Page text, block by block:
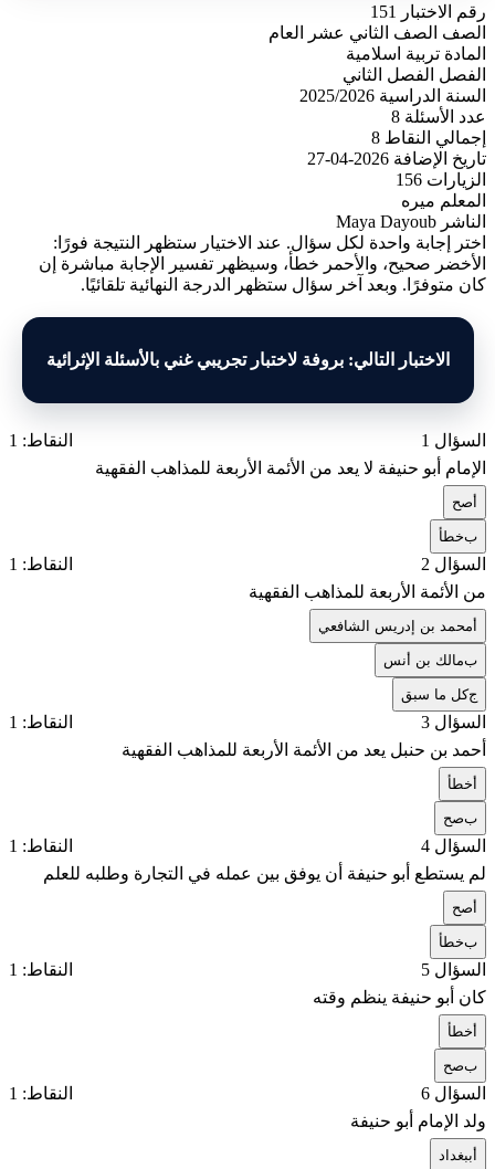
رقم الاختبار
151
الصف
الصف الثاني عشر العام
المادة تربية اسلامية
الفصل
الفصل الثاني
السنة الدراسية 2025/2026
عدد الأسئلة 8
إجمالي النقاط 8
تاريخ الإضافة 2026-04-27
الزيارات 156
المعلم ميره
الناشر Maya Dayoub
اختر إجابة واحدة لكل سؤال. عند الاختيار ستظهر النتيجة فورًا:
الأخضر صحيح، والأحمر خطأ، وسيظهر تفسير الإجابة مباشرة إن
كان متوفرًا. وبعد آخر سؤال ستظهر الدرجة النهائية تلقائيًا.
الاختبار التالي: بروفة لاختبار تجريبي غني بالأسئلة الإثرائية
السؤال 1
النقاط: 1
الإمام أبو حنيفة لا يعد من الأئمة الأربعة للمذاهب الفقهية
صح
بخطأ
السؤال 2
النقاط: 1
من الأئمة الأربعة للمذاهب الفقهية
محمد بن إدريس الشافعي
بمالك بن أنس
جكل ما سبق
السؤال 3
النقاط: 1
أحمد بن حنبل يعد من الأئمة الأربعة للمذاهب الفقهية
خطأ
بصح
السؤال 4
النقاط: 1
لم يستطع أبو حنيفة أن يوفق بين عمله في التجارة وطلبه للعلم
صح
بخطأ
السؤال 5
النقاط: 1
كان أبو حنيفة ينظم وقته
خطأ
بصح
السؤال 6
النقاط: 1
ولد الإمام أبو حنيفة
ببغداد